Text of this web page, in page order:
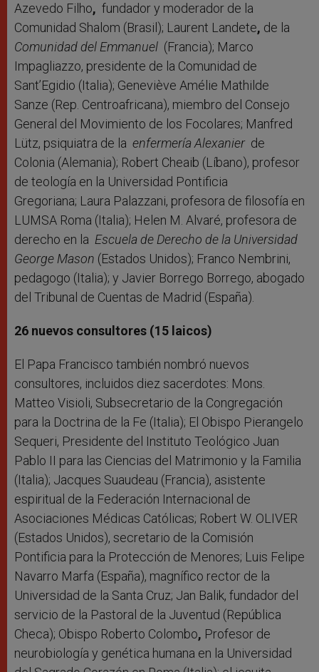
Azevedo Filho, fundador y moderador de la
Comunidad Shalom (Brasil); Laurent Landete, de la
Comunidad del Emmanuel (Francia); Marco
Impagliazzo, presidente de la Comunidad de
Sant’Egidio (Italia); Geneviève Amélie Mathilde
Sanze (Rep. Centroafricana), miembro del Consejo
General del Movimiento de los Focolares; Manfred
Lütz, psiquiatra de la enfermería Alexanier de
Colonia (Alemania); Robert Cheaib (Líbano), profesor
de teología en la Universidad Pontificia
Gregoriana; Laura Palazzani, profesora de filosofía en
LUMSA Roma (Italia); Helen M. Alvaré, profesora de
derecho en la Escuela de Derecho de la Universidad
George Mason (Estados Unidos); Franco Nembrini,
pedagogo (Italia); y Javier Borrego Borrego, abogado
del Tribunal de Cuentas de Madrid (España).
26 nuevos consultores (15 laicos)
El Papa Francisco también nombró nuevos
consultores, incluidos diez sacerdotes: Mons.
Matteo Visioli, Subsecretario de la Congregación
para la Doctrina de la Fe (Italia); El Obispo Pierangelo
Sequeri, Presidente del Instituto Teológico Juan
Pablo II para las Ciencias del Matrimonio y la Familia
(Italia); Jacques Suaudeau (Francia), asistente
espiritual de la Federación Internacional de
Asociaciones Médicas Católicas; Robert W. OLIVER
(Estados Unidos), secretario de la Comisión
Pontificia para la Protección de Menores; Luis Felipe
Navarro Marfa (España), magnífico rector de la
Universidad de la Santa Cruz; Jan Balik, fundador del
servicio de la Pastoral de la Juventud (República
Checa); Obispo Roberto Colombo, Profesor de
neurobiología y genética humana en la Universidad